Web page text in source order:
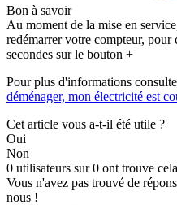
Bon à savoir
Au moment de la mise en
redémarrer votre compteur,
secondes sur le bouton +
Pour plus d'informations
déménager, mon électricité est
Cet article vous a-t-il été utile ?
Oui
Non
0 utilisateurs sur 0 ont trouve
Vous n'avez pas trouvé de
nous !